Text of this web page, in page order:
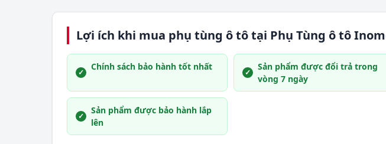
Lợi ích khi mua phụ tùng ô tô tại Phụ Tùng ô tô
Chính sách bảo hành tốt nhất
Sản phẩm được đổi trả trong
vòng 7 ngày
Sản phẩm được bảo hành lắp
lên